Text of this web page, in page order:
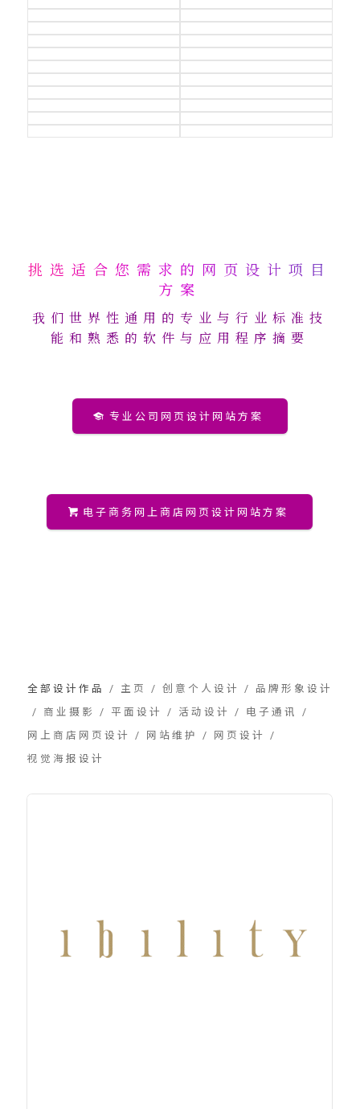
挑选适合您需求的网页设计项目
方案
我们世界性通用的专业与行业标准技
能和熟悉的软件与应用程序摘要
专业公司网页设计网站方案
电子商务网上商店网页设计网站方案
全部设计作品 / 主页 / 创意个人设计 /
品牌形象设计
/
商业摄影 / 平面设计 / 活动设计 / 电子通讯
/
网上商店网页设计 / 网站维护 / 网页设计 /
视觉海报设计